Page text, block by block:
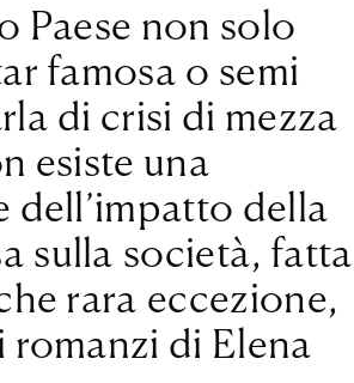
Paese non solo
famosa o semi
di crisi di mezza
esiste una
dell’impatto della
sulla società, fatta
rara eccezione,
romanzi di Elena